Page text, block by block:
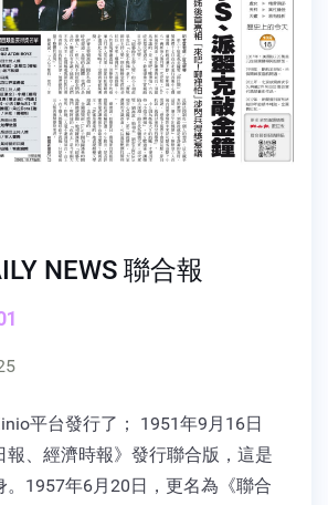
NEWS 聯合報
平台發行了； 1951年9月16日
報、經濟時報》發行聯合版，這是
。1957年6月20日，更名為《聯合